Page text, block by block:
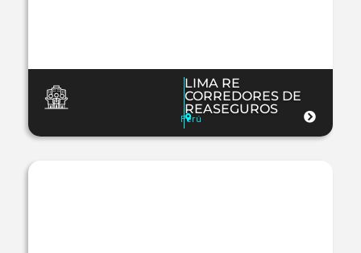
LIMA RE
CORREDORES DE
REASEGUROS
Perú